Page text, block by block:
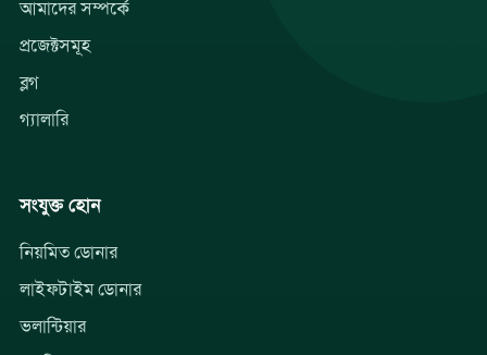
আমাদের সম্পর্কে
প্রজেক্টসমূহ
ব্লগ
গ্যালারি
সংযুক্ত হোন
নিয়মিত ডোনার
লাইফটাইম ডোনার
ভলান্টিয়ার